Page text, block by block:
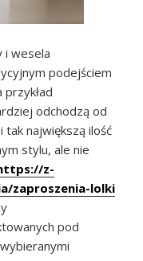
i wesela
podejściem
odchodzą od
największą ilość
stylu, ale nie
z-
zaproszenia-lolki
pod